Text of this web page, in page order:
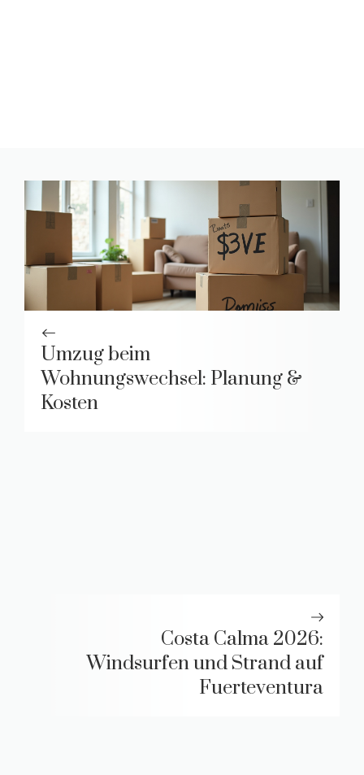
Umzug beim
Wohnungswechsel: Planung &
Kosten
Costa Calma 2026:
Windsurfen und Strand auf
Fuerteventura